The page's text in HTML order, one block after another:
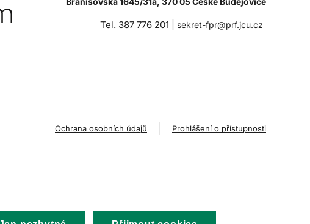
Tel. 387 776 201 | sekret-fpr@prf.jcu.cz
Ochrana osobních údajů Prohlášení o přístupnosti